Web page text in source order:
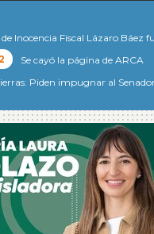
Inocencia Fiscal Lázaro Báez
Se cayó la página de ARCA
Piden impugnar al